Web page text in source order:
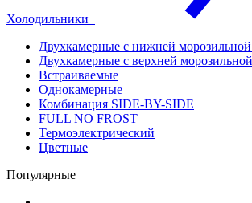
Холодильники
Двухкамерные с нижней
Двухкамерные с верхней
Встраиваемые
Однокамерные
Комбинация SIDE-BY-SIDE
FULL NO FROST
Термоэлектрический
Цветные
Популярные